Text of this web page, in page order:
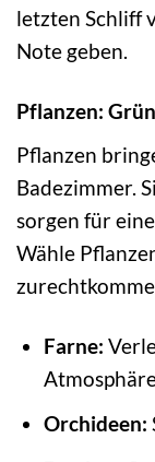
letzten Schliff
Note geben.
Pflanzen:
Pflanzen
Badezimmer.
sorgen für
Wähle
Farne:
Orchideen: